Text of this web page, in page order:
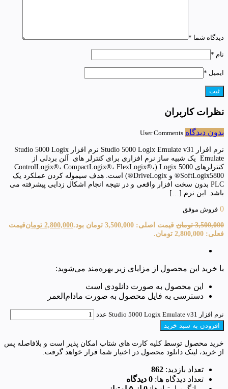
دیدگاه شما *
نام *
ایمیل *
نظرات کاربران
بدون دیدگاه User Comments
نرم افزار Studio 5000 Logix Emulate v31 نرم افزار Studio 5000 Logix
Emulate یک شبیه ساز نرم افزاری برای کنترلر های آلن بردلی از
کنترلرهای Logix 5000 (ControlLogix®، CompactLogix®، FlexLogix®،
SoftLogix5800® و DriveLogix®) است. هدف سیموله کردن عملکرد یک
PLC بدون سخت افزار واقعی و در نتیجه انجام اشکال زدایی پیشرفته می
باشد. این نرم […]
0 فروش موفق
3,500,000 تومان قیمت اصلی: 3,500,000 تومان بود. 2,800,000 تومانقیمت
فعلی: 2,800,000 تومان.
با خرید این محصول از مزایای زیر بهره‌مند می‌شوید:
این محصول به صورت دانلودی است
دسترسی به فایل محصول به صورت مادام‌العمر
نرم افزار Studio 5000 Logix Emulate v31 عدد
افزودن به سبد خرید
خرید محصول توسط کلیه کارت های شتاب امکان پذیر است و بلافاصله پس
از خرید، لینک دانلود محصول در اختیار شما قرار خواهد گرفت.
تعداد بازدید: 862
تعداد دیدگاه ها: 0 دیدگاه